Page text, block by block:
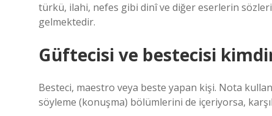
türkü, ilahi, nefes gibi dinî ve diğer eserlerin
gelmektedir.
Güftecisi ve bestecisi
Besteci, maestro veya beste yapan kişi. Nota
söyleme (konuşma) bölümlerini de içeriyorsa,